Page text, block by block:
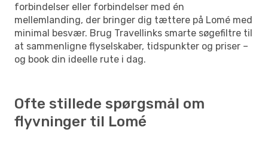
forbindelser eller forbindelser med én
mellemlanding, der bringer dig tættere på Lomé med
minimal besvær. Brug Travellinks smarte søgefiltre til
at sammenligne flyselskaber, tidspunkter og priser –
og book din ideelle rute i dag.
Ofte stillede spørgsmål om
flyvninger til Lomé